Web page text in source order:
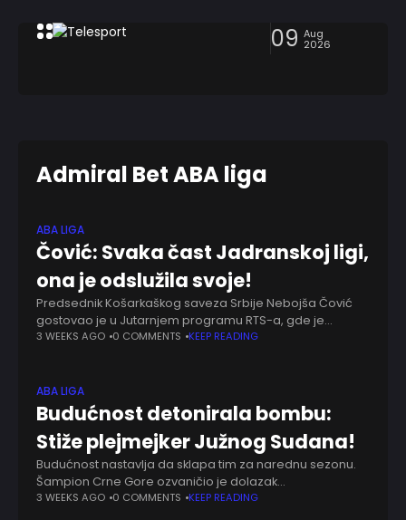
09 Aug
2026
Admiral Bet ABA liga
ABA LIGA
Čović: Svaka čast Jadranskoj ligi,
ona je odslužila svoje!
Predsednik Košarkaškog saveza Srbije Nebojša Čović
gostovao je u Jutarnjem programu RTS-a, gde je
govorio o brojnim važnim temama. Prvi čovek srpske
3 WEEKS AGO 0 COMMENTS KEEP READING
ABA LIGA
Budućnost detonirala bombu:
Stiže plejmejker Južnog Sudana!
Budućnost nastavlja da sklapa tim za narednu sezonu.
Šampion Crne Gore ozvaničio je dolazak
reprezentativca Južnog Sudana Marijala Šajoka, koji u
3 WEEKS AGO 0 COMMENTS KEEP READING